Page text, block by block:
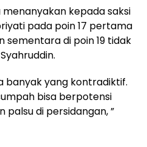
menanyakan kepada saksi
pada poin 17 pertama
sementara di poin 19 tidak
banyak yang kontradiktif.
bisa berpotensi
di persidangan, ”